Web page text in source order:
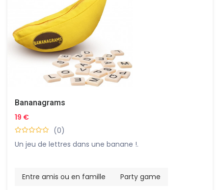
Bananagrams
19 €
(0)
Un jeu de lettres dans une banane !.
Entre amis ou en famille Party game